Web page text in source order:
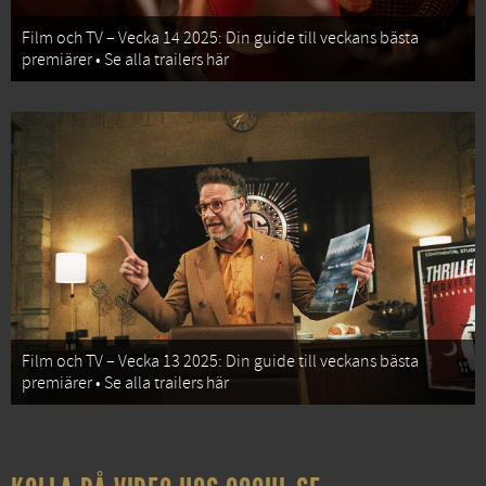
Film och TV – Vecka 14 2025: Din guide till veckans bästa
premiärer • Se alla trailers här
Film och TV – Vecka 13 2025: Din guide till veckans bästa
premiärer • Se alla trailers här